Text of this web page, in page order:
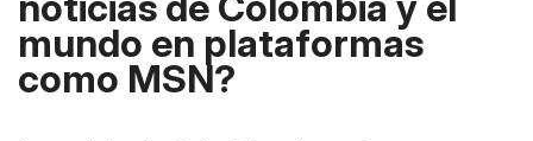
mundo en plataformas
como MSN?